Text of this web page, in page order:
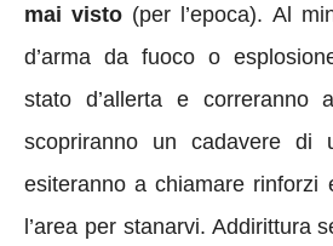
mai visto (per l’epoca). Al
d’arma da fuoco o
stato d’allerta e correranno
scopriranno un cadavere di
esiteranno a chiamare rinforzi
l’area per stanarvi. Addirittura